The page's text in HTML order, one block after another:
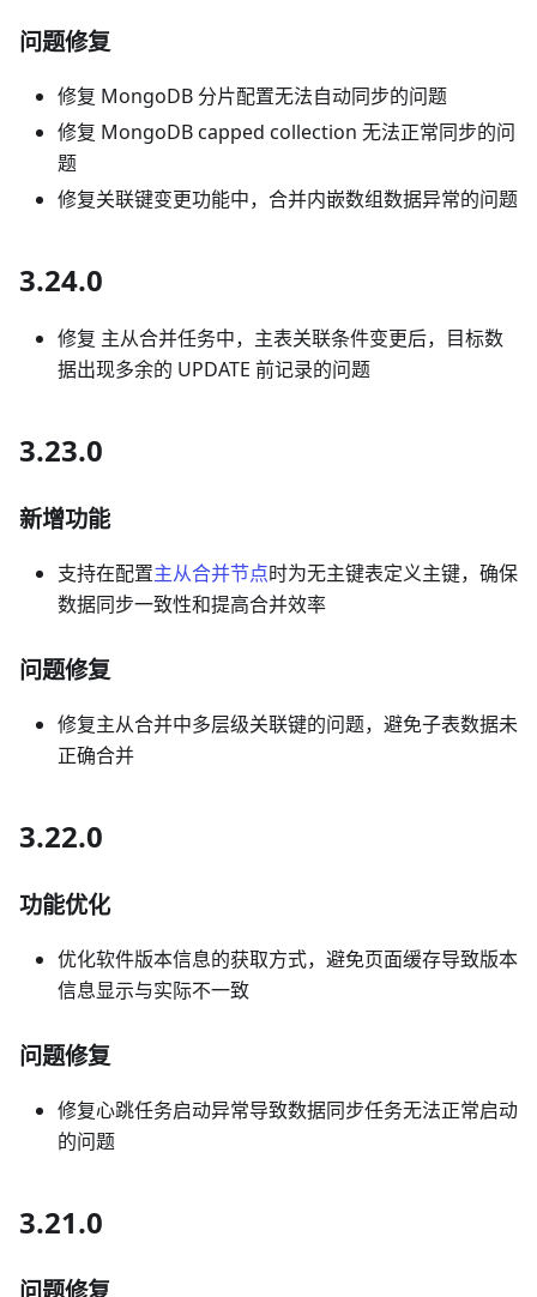
问题修复
修复 MongoDB 分片配置无法自动同步的问题
修复 MongoDB capped collection 无法正常同步的问
题
修复关联键变更功能中，合并内嵌数组数据异常的问题
3.24.0
修复 主从合并任务中，主表关联条件变更后，目标数
据出现多余的 UPDATE 前记录的问题
3.23.0
新增功能
支持在配置主从合并节点时为无主键表定义主键，确保
数据同步一致性和提高合并效率
问题修复
修复主从合并中多层级关联键的问题，避免子表数据未
正确合并
3.22.0
功能优化
优化软件版本信息的获取方式，避免页面缓存导致版本
信息显示与实际不一致
问题修复
修复心跳任务启动异常导致数据同步任务无法正常启动
的问题
3.21.0
问题修复